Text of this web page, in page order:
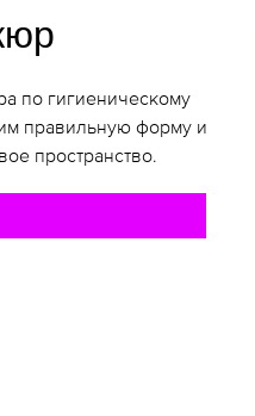
по гигиеническому
правильную форму и
пространство.